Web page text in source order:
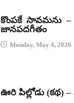
కొంపకే సావమను
జానపదగీతం
Monday, May 4, 2026
ఊరి పిల్లోడు (కథ) –